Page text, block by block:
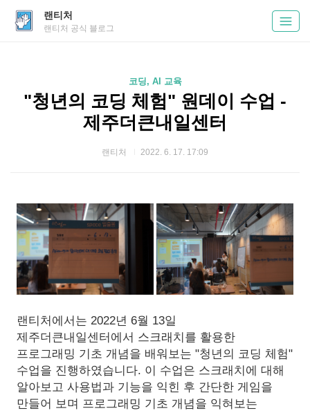
랜티처
랜티처 공식 블로그
코딩, AI 교육
"청년의 코딩 체험" 원데이 수업 -
제주더큰내일센터
랜티처 2022. 6. 17. 17:09
랜티처에서는 2022년 6월 13일
제주더큰내일센터에서 스크래치를 활용한
프로그래밍 기초 개념을 배워보는 "청년의 코딩 체험"
수업을 진행하였습니다. 이 수업은 스크래치에 대해
알아보고 사용법과 기능을 익힌 후 간단한 게임을
만들어 보며 프로그래밍 기초 개념을 익혀보는